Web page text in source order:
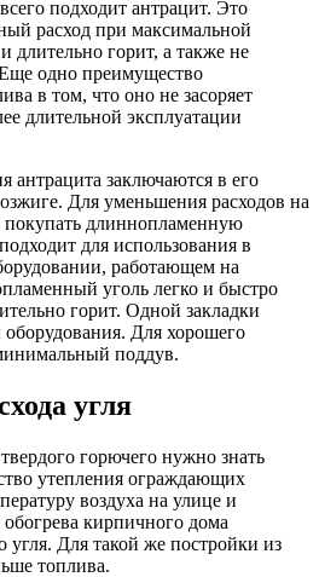
подходит антрацит. Это
расход при максимальной
длительно горит, а также не
одно преимущество
в том, что оно не засоряет
длительной эксплуатации
антрацита заключаются в его
Для уменьшения расходов на
длиннопламенную
для использования в
работающем на
уголь легко и быстро
горит. Одной закладки
оборудования. Для хорошего
поддув.
угля
горючего нужно знать
утепления ограждающих
воздуха на улице и
кирпичного дома
угля. Для такой же постройки из
топлива.